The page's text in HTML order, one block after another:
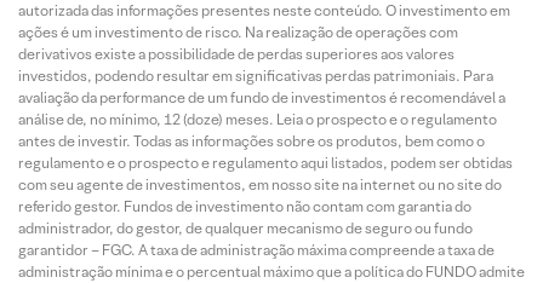
autorizada das informações presentes neste conteúdo. O investimento em
ações é um investimento de risco. Na realização de operações com
derivativos existe a possibilidade de perdas superiores aos valores
investidos, podendo resultar em significativas perdas patrimoniais. Para
avaliação da performance de um fundo de investimentos é recomendável a
análise de, no mínimo, 12 (doze) meses. Leia o prospecto e o regulamento
antes de investir. Todas as informações sobre os produtos, bem como o
regulamento e o prospecto e regulamento aqui listados, podem ser obtidas
com seu agente de investimentos, em nosso site na internet ou no site do
referido gestor. Fundos de investimento não contam com garantia do
administrador, do gestor, de qualquer mecanismo de seguro ou fundo
garantidor – FGC. A taxa de administração máxima compreende a taxa de
administração mínima e o percentual máximo que a política do FUNDO admite